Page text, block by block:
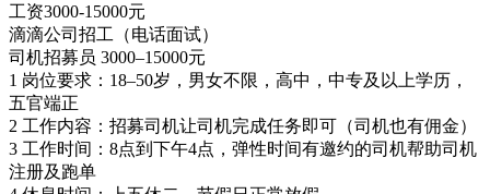
工资3000-15000元
滴滴公司招工（电话面试）
司机招募员 3000–15000元
1 岗位要求：18–50岁，男女不限，高中，中专及以上学历，
五官端正
2 工作内容：招募司机让司机完成任务即可（司机也有佣金）
3 工作时间：8点到下午4点，弹性时间有邀约的司机帮助司机
注册及跑单